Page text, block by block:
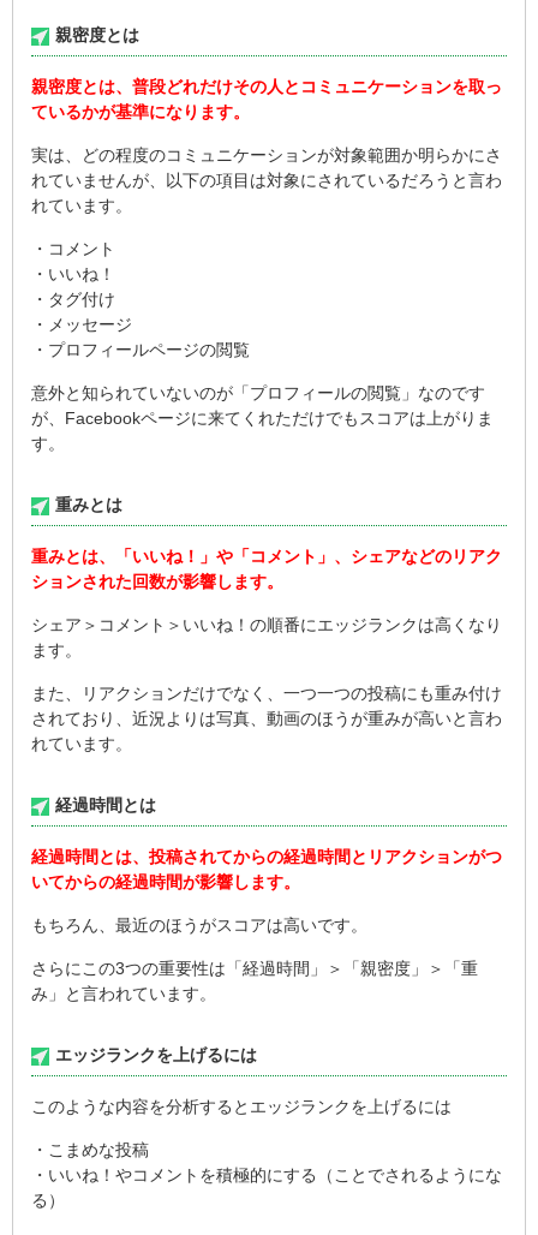
親密度とは
親密度とは、普段どれだけその人とコミュニケーションを取っ
ているかが基準になります。
実は、どの程度のコミュニケーションが対象範囲か明らかにさ
れていませんが、以下の項目は対象にされているだろうと言わ
れています。
・コメント
・いいね！
・タグ付け
・メッセージ
・プロフィールページの閲覧
意外と知られていないのが「プロフィールの閲覧」なのです
が、Facebookページに来てくれただけでもスコアは上がりま
す。
重みとは
重みとは、「いいね！」や「コメント」、シェアなどのリアク
ションされた回数が影響します。
シェア＞コメント＞いいね！の順番にエッジランクは高くなり
ます。
また、リアクションだけでなく、一つ一つの投稿にも重み付け
されており、近況よりは写真、動画のほうが重みが高いと言わ
れています。
経過時間とは
経過時間とは、投稿されてからの経過時間とリアクションがつ
いてからの経過時間が影響します。
もちろん、最近のほうがスコアは高いです。
さらにこの3つの重要性は「経過時間」＞「親密度」＞「重
み」と言われています。
エッジランクを上げるには
このような内容を分析するとエッジランクを上げるには
・こまめな投稿
・いいね！やコメントを積極的にする（ことでされるようにな
る）